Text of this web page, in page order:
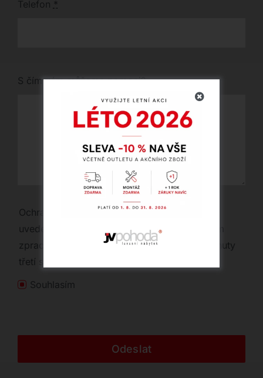
Telefon *
S čím vám můžeme pomoci?
Ochrana osobních údajů | Vaše osobní údaje
uvedené výše budou využity pouze za účelem
zpracování Vaší poptávky a nebudou poskytnuty
třetí straně.
Souhlasím
Odeslat